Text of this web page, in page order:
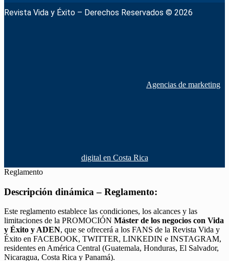
Revista Vida y Éxito – Derechos Reservados © 2026
Agencias de marketing
digital en Costa Rica
Reglamento
Descripción dinámica – Reglamento:
Este reglamento establece las condiciones, los alcances y las
limitaciones de la PROMOCIÓN Máster de los negocios con Vida
y Éxito y ADEN, que se ofrecerá a los FANS de la Revista Vida y
Éxito en FACEBOOK, TWITTER, LINKEDIN e INSTAGRAM,
residentes en América Central (Guatemala, Honduras, El Salvador,
Nicaragua, Costa Rica y Panamá).